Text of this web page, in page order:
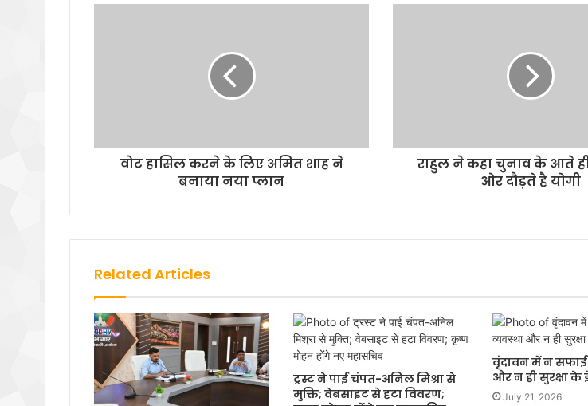
वोट हासिल करने के लिए अमित शाह ने
बनाया नया प्लान
राहुल ने कहा चुनाव के आते
ओर दौड़ते है योगी
Related Articles
ट्रस्ट ने पाई चंपत-अनिल मिश्रा से
मुक्ति; वेबसाइट से हटा विवरण;
वृंदावन में न सफाई
और न ही सुरक्षा के
July 21, 2026